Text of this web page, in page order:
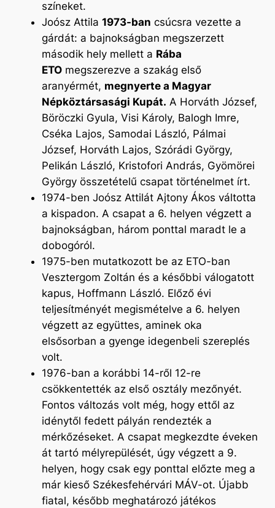
színeket.
Joósz Attila 1973-ban csúcsra vezette a
gárdát: a bajnokságban megszerzett
második hely mellett a Rába
ETO megszerezve a szakág első
aranyérmét, megnyerte a Magyar
Népköztársasági Kupát. A Horváth József,
Böröczki Gyula, Visi Károly, Balogh Imre,
Cséka Lajos, Samodai László, Pálmai
József, Horváth Lajos, Szórádi György,
Pelikán László, Kristofori András, Gyömörei
György összetételű csapat történelmet írt.
1974-ben Joósz Attilát Ajtony Ákos váltotta
a kispadon. A csapat a 6. helyen végzett a
bajnokságban, három ponttal maradt le a
dobogóról.
1975-ben mutatkozott be az ETO-ban
Vesztergom Zoltán és a későbbi válogatott
kapus, Hoffmann László. Előző évi
teljesítményét megismételve a 6. helyen
végzett az együttes, aminek oka
elsősorban a gyenge idegenbeli szereplés
volt.
1976-ban a korábbi 14-ről 12-re
csökkentették az első osztály mezőnyét.
Fontos változás volt még, hogy ettől az
idénytől fedett pályán rendezték a
mérkőzéseket. A csapat megkezdte éveken
át tartó mélyrepülését, úgy végzett a 9.
helyen, hogy csak egy ponttal előzte meg a
már kieső Székesfehérvári MÁV-ot. Újabb
fiatal, később meghatározó játékos